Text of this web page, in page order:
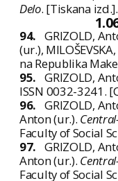
Delo. [Tiskana
94. GRIZOLD,
(ur.),
na Republika
95. GRIZOLD,
ISSN 0032-3241.
96. GRIZOLD,
Anton (ur.).
Faculty of Social
97. GRIZOLD,
Anton (ur.).
Faculty of Social